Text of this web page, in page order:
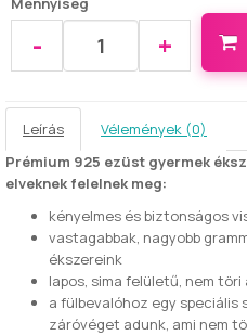
- +
Leírás
Vélemények (0)
Prémium 925 ezüst gyermek
elveknek felelnek meg:
kényelmes és biztonságos
vastagabbak, nagyobb
ékszereink
lapos, sima felületű, nem töri
a fülbevalóhoz egy
záróvéget adunk, ami nem